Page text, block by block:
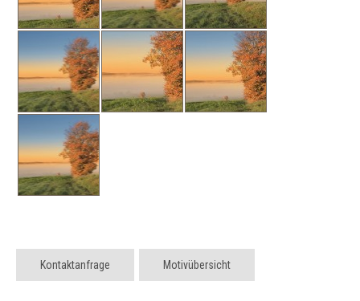
Kontaktanfrage Motivübersicht